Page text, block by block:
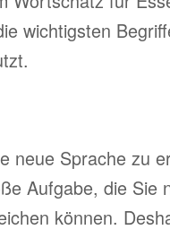
wichtigsten
neue Sprache zu
Aufgabe, die Sie
können.